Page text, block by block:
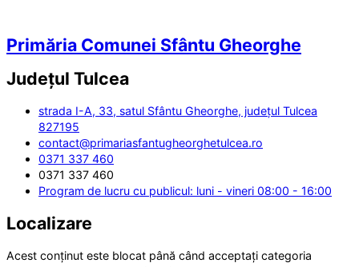
Primăria Comunei Sfântu Gheorghe
Județul Tulcea
strada I-A, 33, satul Sfântu Gheorghe, județul Tulcea
827195
contact@primariasfantugheorghetulcea.ro
0371 337 460
0371 337 460
Program de lucru cu publicul: luni - vineri 08:00 - 16:00
Localizare
Acest conținut este blocat până când acceptați categoria